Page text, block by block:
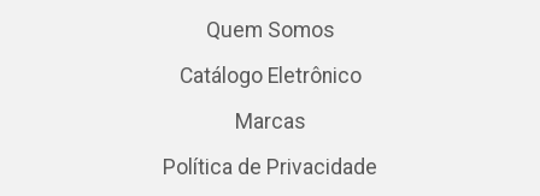
Quem Somos
Catálogo Eletrônico
Marcas
Política de Privacidade